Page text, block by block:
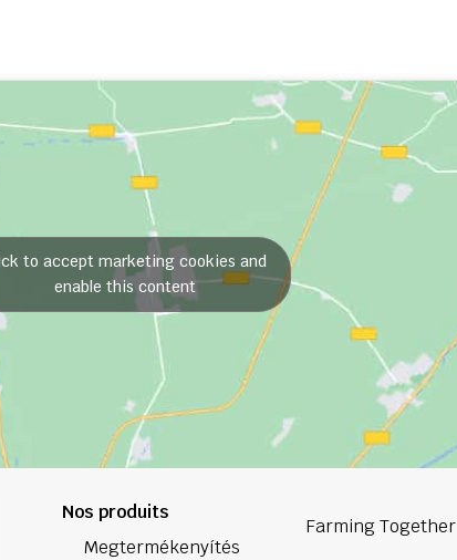
to accept marketing cookies and
enable this content
Nos produits
Megtermékenyítés
Farming Together